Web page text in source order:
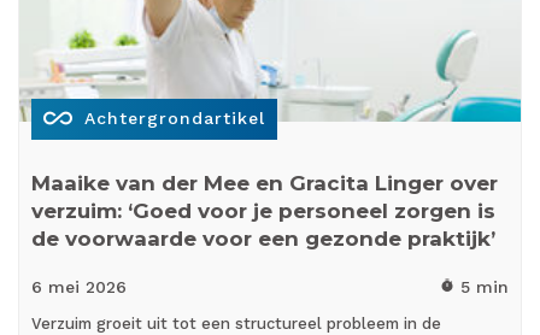
all_inclusive Achtergrondartikel
Maaike van der Mee en Gracita Linger over
verzuim: ‘Goed voor je personeel zorgen is
de voorwaarde voor een gezonde praktijk’
6 mei 2026 timer 5 min
Verzuim groeit uit tot een structureel probleem in de